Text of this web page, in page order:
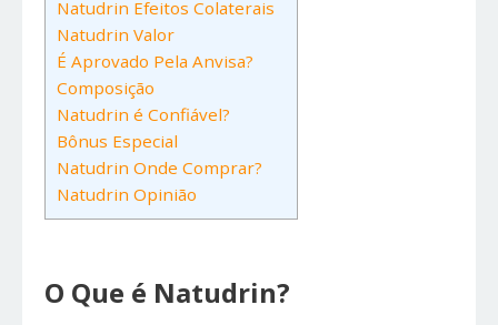
Natudrin Efeitos Colaterais
Natudrin Valor
É Aprovado Pela Anvisa?
Composição
Natudrin é Confiável?
Bônus Especial
Natudrin Onde Comprar?
Natudrin Opinião
O Que é Natudrin?